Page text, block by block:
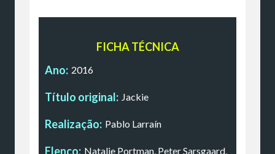
FICHA TÉCNICA
Ano: 2016
Título original: Jackie
Realização: Pablo Larraín
Elenco: Natalie Portman, Peter Sarsgaard,